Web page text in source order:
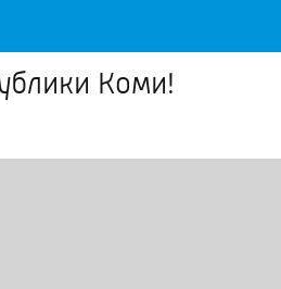
Коми!